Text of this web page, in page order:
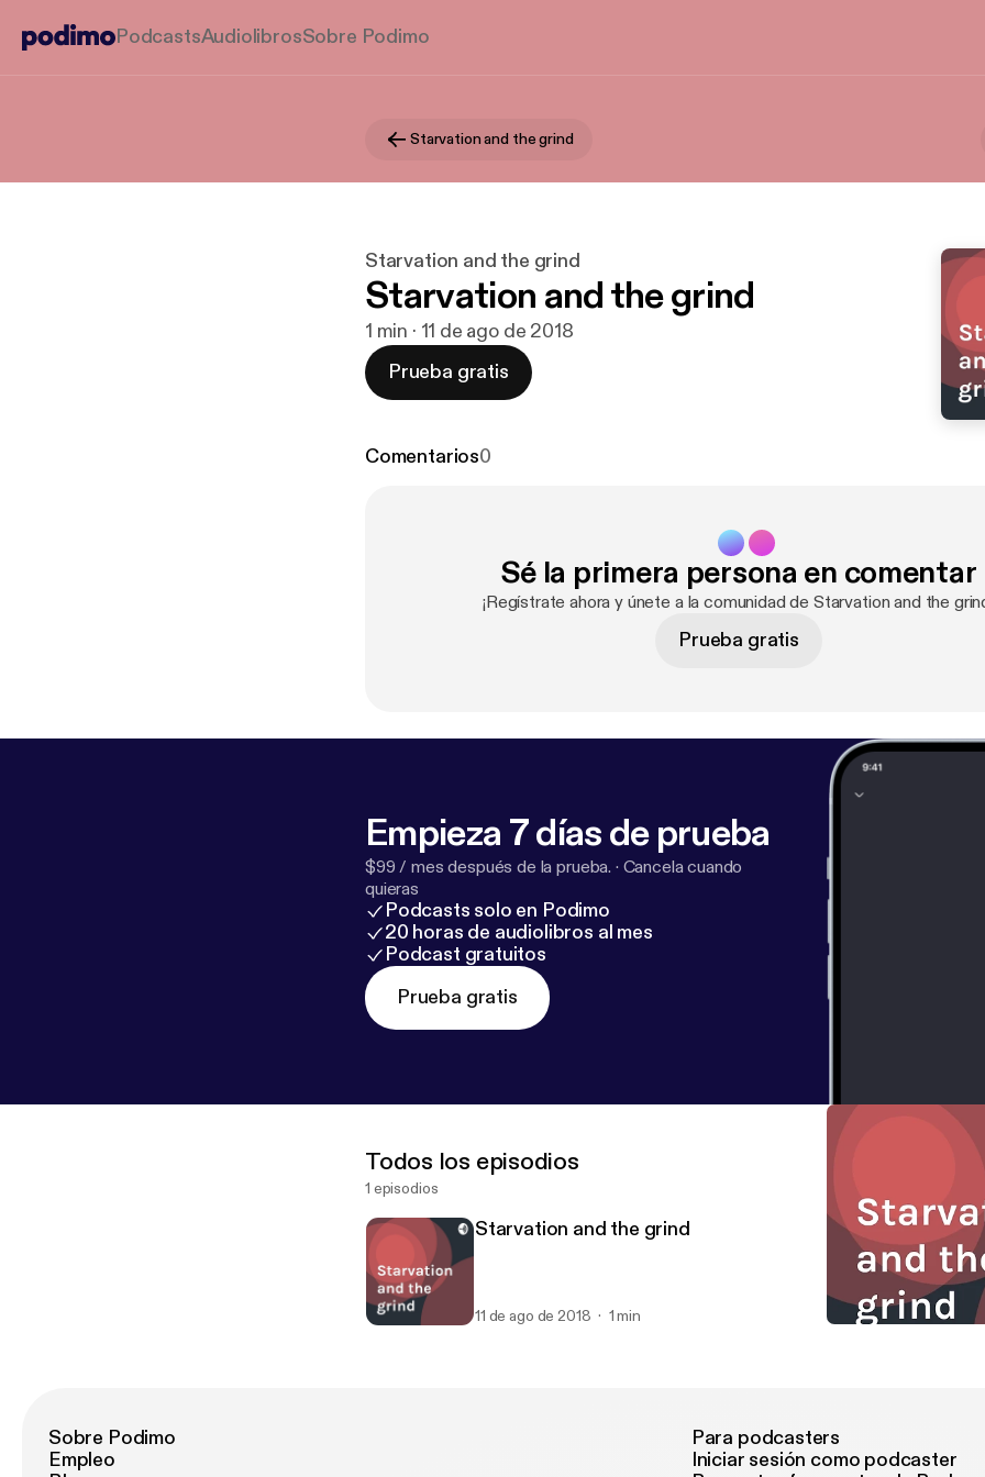
PodcastsAudiolibrosSobre Podimo
Starvation and the grind
Starvation and the grind
Starvation and the grind
1 min · 11 de ago de 2018
Prueba gratis
Comentarios0
Sé la primera persona en comentar
¡Regístrate ahora y únete a la comunidad de Starvation and the
Prueba gratis
Empieza 7 días de prueba
$99 / mes después de la prueba. · Cancela cuando
quieras
Podcasts solo en Podimo
20 horas de audiolibros al mes
Podcast gratuitos
Prueba gratis
Todos los episodios
1 episodios
Starvation and the grind
11 de ago de 2018 1 min
Sobre Podimo
Empleo
Para podcasters
Iniciar sesión como podcaster